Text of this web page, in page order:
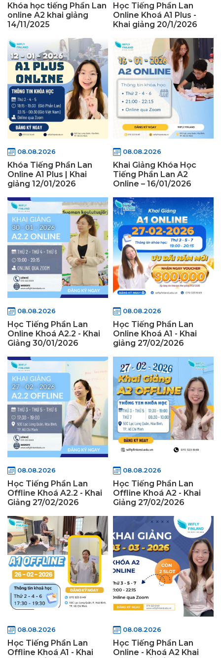
Khóa học tiếng Phần Lan
online A2 khai giảng
14/11/2025
Học Tiếng Phần Lan
Online Khoá A1 Plus -
Khai giảng 20/1/2026
08.08.2026
Khóa Tiếng Phần Lan
Online A1 Plus | Khai
giảng 12/01/2026
08.08.2026
Khai Giảng Khóa Học
Tiếng Phần Lan A2
Online – 16/01/2026
08.08.2026
Học Tiếng Phần Lan
Online Khoá A2.2 - Khai
Giảng 30/01/2026
08.08.2026
Học Tiếng Phần Lan
Online Khoá A1 - Khai
giảng 27/02/2026
08.08.2026
Học Tiếng Phần Lan
Offline Khoá A2.2 - Khai
Giảng 27/02/2026
08.08.2026
Học Tiếng Phần Lan
Offline Khoá A2 - Khai
Giảng 27/02/2026
08.08.2026
Học Tiếng Phần Lan
Offline Khoá A1 - Khai
08.08.2026
Học Tiếng Phần Lan
Online - Khoá A2 Khai